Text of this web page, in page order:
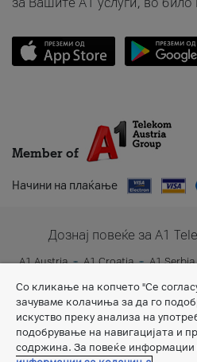
за Вашите A1 услуги, во било
Member of
Начини на плаќање
Дознај повеќе за A1
A1 Austria A1 Croatia A1 Serbia
Со кликање на копчето "Се
зачуваме колачиња за да го
искуство преку анализа на
подобрување на навигацијата и
содржина. За повеќе информации